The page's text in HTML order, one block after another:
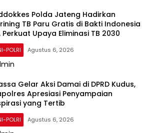
Polda Jateng Hadirkan
TB Paru Gratis di Bakti Indonesia
Perkuat Upaya Eliminasi TB 2030
POLRI Agustus 6, 2026
Gelar Aksi Damai di DPRD Kudus,
Apresiasi Penyampaian
yang Tertib
POLRI Agustus 6, 2026